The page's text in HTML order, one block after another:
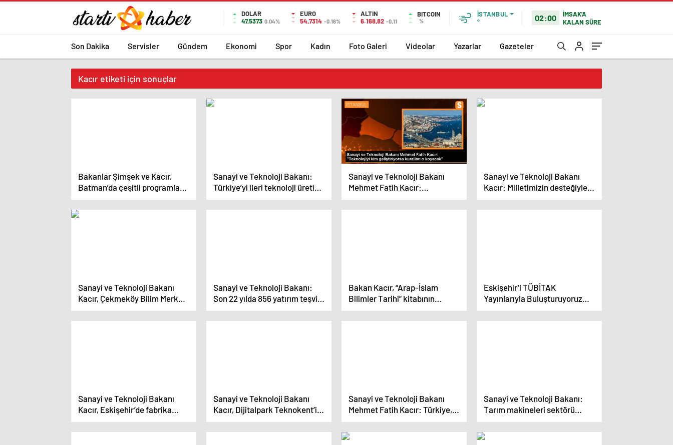
DOLAR
47,5373 0.04%
EURO
54,7314 -0.16%
ALTIN
6.168,82 -0,11
BITCOIN
%
İSTANBUL
°
02:00
İMSAK'A
KALAN SÜRE
Son Dakika Servisler Gündem Ekonomi Spor Kadın Foto Galeri Videolar Yazarlar Gazeteler
Kacır etiketi için sonuçlar
Bakanlar Şimşek ve Kacır,
Batman’da çeşitli programlara
katıldı
Sanayi ve Teknoloji Bakanı:
Türkiye’yi ileri teknoloji üretim
merkezi haline getireceğiz
Sanayi ve Teknoloji Bakanı
Mehmet Fatih Kacır:
“Teknolojiyi kim geliştiriyorsa
kuralları o koyacak”
Sanayi ve Teknoloji Bakanı
Kacır: Milletimizin desteğiyle
şehirleri geleceğe taşıyacağız
Sanayi ve Teknoloji Bakanı
Kacır, Çekmeköy Bilim Merkezi
açılışında konuştu Açıklaması
Sanayi ve Teknoloji Bakanı:
Son 22 yılda 856 yatırım teşvik
belgesi düzenlendi
Bakan Kacır, “Arap-İslam
Bilimler Tarihi” kitabının
tanıtım etkinliğinde konuştu
Açıklaması
Eskişehir’i TÜBİTAK
Yayınlarıyla Buluşturuyoruz
Projesi İmza Töreni
Gerçekleştirildi
Sanayi ve Teknoloji Bakanı
Kacır, Eskişehir’de fabrika
açılışında konuştu Açıklaması
Sanayi ve Teknoloji Bakanı
Kacır, Dijitalpark Teknokent’in
açılışında konuştu Açıklaması
Sanayi ve Teknoloji Bakanı
Mehmet Fatih Kacır: Türkiye,
gökyüzüne mührünü vurdukça
adalet ve merhamet gelecek
Sanayi ve Teknoloji Bakanı:
Tarım makineleri sektörü
ekonomik kalkınmamızda
öncü rol üstleniyor